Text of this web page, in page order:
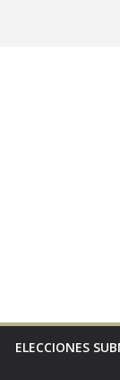
ELECCIONES